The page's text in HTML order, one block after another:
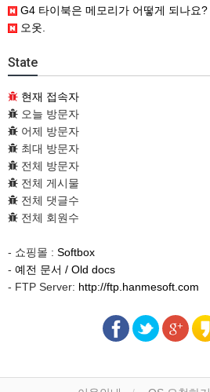
G4 타이북은 메모리가 어떻게 되나요?
오옷.
State
현재 접속자
오늘 방문자
어제 방문자
최대 방문자
전체 방문자
전체 게시물
전체 댓글수
전체 회원수
- 쇼핑몰 : Softbox
- 예전 문서 / Old docs
- FTP Server: http://ftp.hanmesoft.com